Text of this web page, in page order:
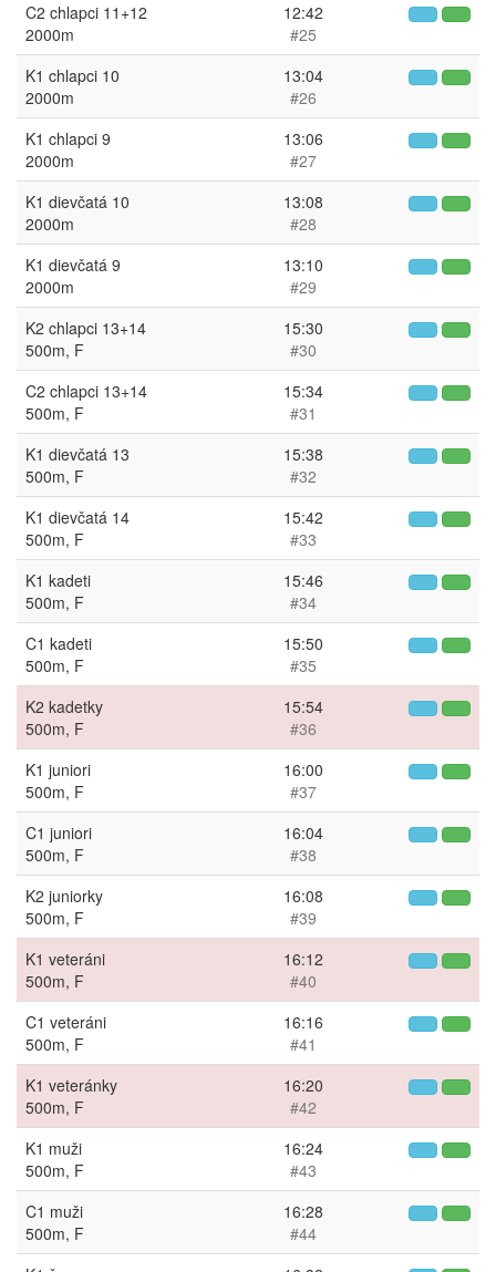
C2 chlapci 11+12
2000m
12:42
#25
K1 chlapci 10
2000m
13:04
#26
K1 chlapci 9
2000m
13:06
#27
K1 dievčatá 10
2000m
13:08
#28
K1 dievčatá 9
2000m
13:10
#29
K2 chlapci 13+14
500m, F
15:30
#30
C2 chlapci 13+14
500m, F
15:34
#31
K1 dievčatá 13
500m, F
15:38
#32
K1 dievčatá 14
500m, F
15:42
#33
K1 kadeti
500m, F
15:46
#34
C1 kadeti
500m, F
15:50
#35
K2 kadetky
500m, F
15:54
#36
K1 juniori
500m, F
16:00
#37
C1 juniori
500m, F
16:04
#38
K2 juniorky
500m, F
16:08
#39
K1 veteráni
500m, F
16:12
#40
C1 veteráni
500m, F
16:16
#41
K1 veteránky
500m, F
16:20
#42
K1 muži
500m, F
16:24
#43
C1 muži
500m, F
16:28
#44